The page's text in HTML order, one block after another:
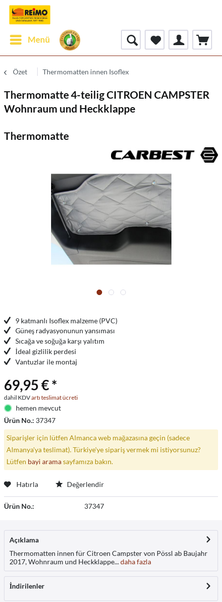
Menü
Özet Thermomatten innen Isoflex
Thermomatte 4-teilig CITROEN CAMPSTER
Wohnraum und Heckklappe
Thermomatte
9 katmanlı Isoflex malzeme (PVC)
Güneş radyasyonunun yansıması
Sıcağa ve soğuğa karşı yalıtım
İdeal gizlilik perdesi
Vantuzlar ile montaj
69,95 € *
dahil KDVartı teslimat ücreti
hemen mevcut
Ürün No.: 37347
Siparişler için lütfen Almanca web mağazasına geçin (sadece
Almanya'ya teslimat). Türkiye'ye sipariş vermek mi istiyorsunuz?
Lütfen bayi aramasayfamıza bakın.
Hatırla Değerlendir
Ürün No.: 37347
Açıklama
Thermomatten innen für Citroen Campster von Pössl ab Baujahr
2017, Wohnraum und Heckklappe...daha fazla
İndirilenler